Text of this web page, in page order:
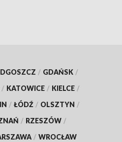
/ GDAŃSK /
/ KATOWICE / KIELCE /
/ ŁÓDŹ / OLSZTYN /
/ RZESZÓW /
/ WROCŁAW